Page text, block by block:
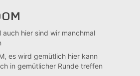
auch hier sind wir manchmal
es wird gemütlichhier kann
in gemütlicher Runde treffen